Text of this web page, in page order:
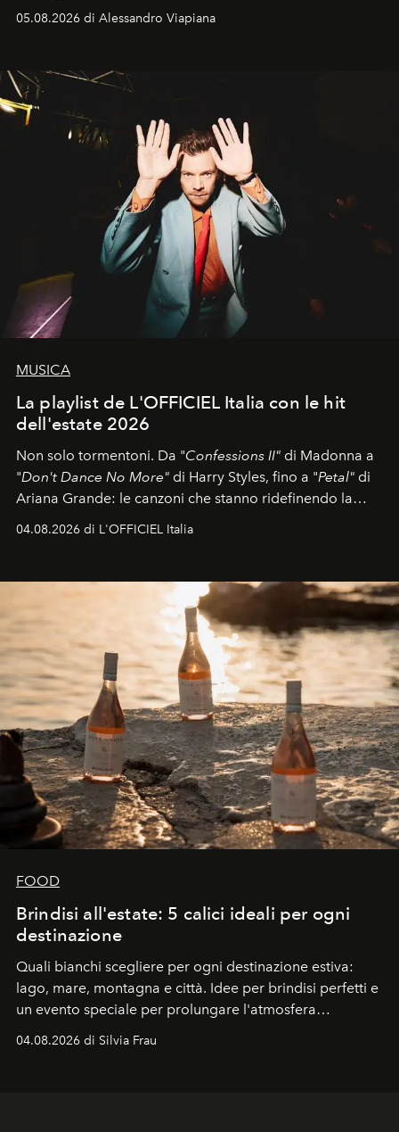
05.08.2026 di Alessandro Viapiana
MUSICA
La playlist de L'OFFICIEL Italia con le hit
dell'estate 2026
Non solo tormentoni. Da "Confessions II" di Madonna a
"Don't Dance No More" di Harry Styles, fino a "Petal" di
Ariana Grande: le canzoni che stanno ridefinendo la
colonna sonora della stagione.
04.08.2026 di L'OFFICIEL Italia
FOOD
Brindisi all'estate: 5 calici ideali per ogni
destinazione
Quali bianchi scegliere per ogni destinazione estiva:
lago, mare, montagna e città. Idee per brindisi perfetti e
un evento speciale per prolungare l'atmosfera
04.08.2026 di Silvia Frau